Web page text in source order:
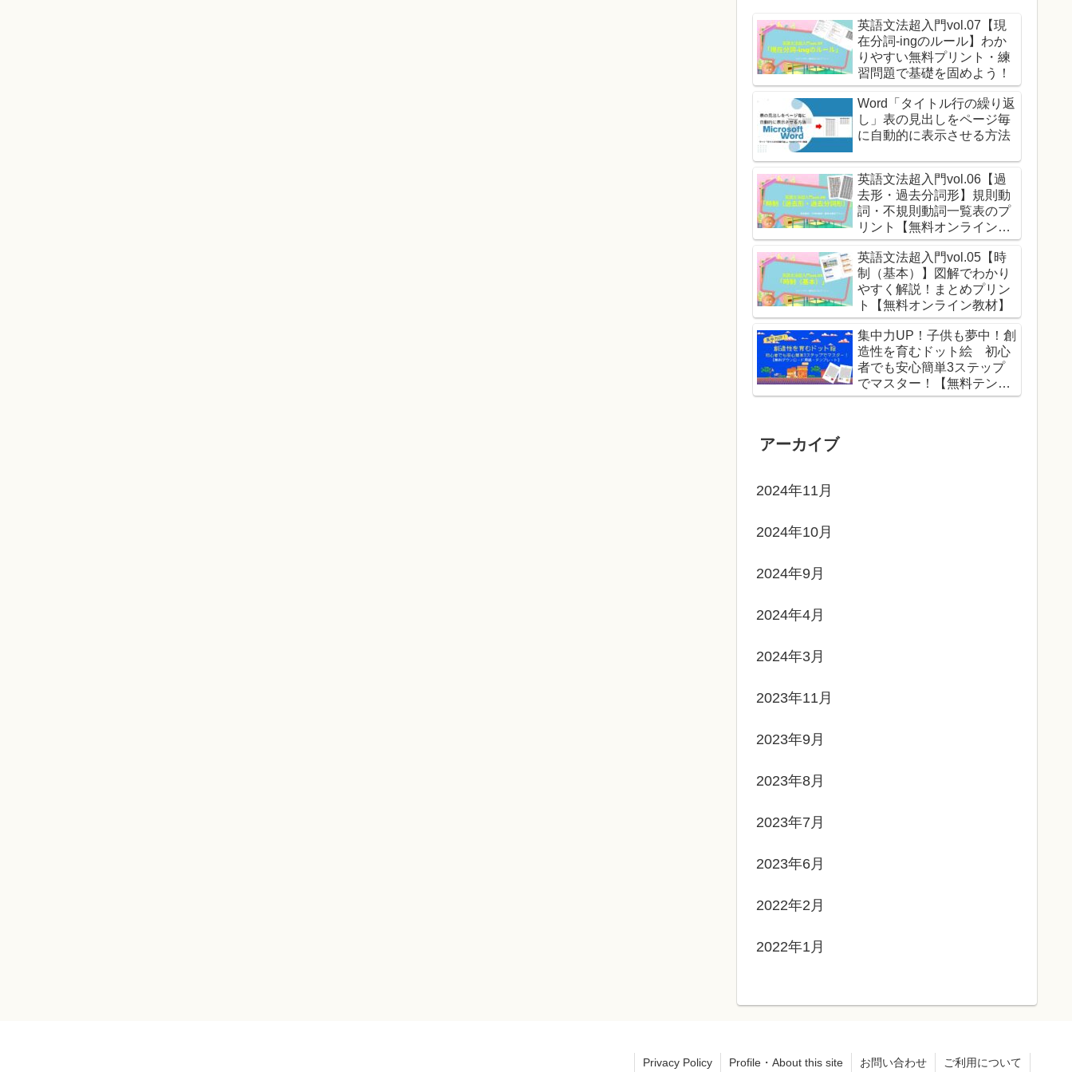
英語文法超入門vol.07【現
在分詞-ingのルール】わか
りやすい無料プリント・練
習問題で基礎を固めよう！
Word「タイトル行の繰り返
し」表の見出しをページ毎
に自動的に表示させる方法
英語文法超入門vol.06【過
去形・過去分詞形】規則動
詞・不規則動詞一覧表のプ
リント【無料オンライン教
材】
英語文法超入門vol.05【時
制（基本）】図解でわかり
やすく解説！まとめプリン
ト【無料オンライン教材】
集中力UP！子供も夢中！創
造性を育むドット絵 初心
者でも安心簡単3ステップ
でマスター！【無料テンプ
レートでドット絵に挑戦】
アーカイブ
2024年11月
2024年10月
2024年9月
2024年4月
2024年3月
2023年11月
2023年9月
2023年8月
2023年7月
2023年6月
2022年2月
2022年1月
Privacy Policy Profile・About this site お問い合わせ ご利用について